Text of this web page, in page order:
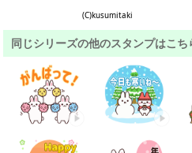
(C)kusumitaki
同じシリーズの他のスタンプはこち